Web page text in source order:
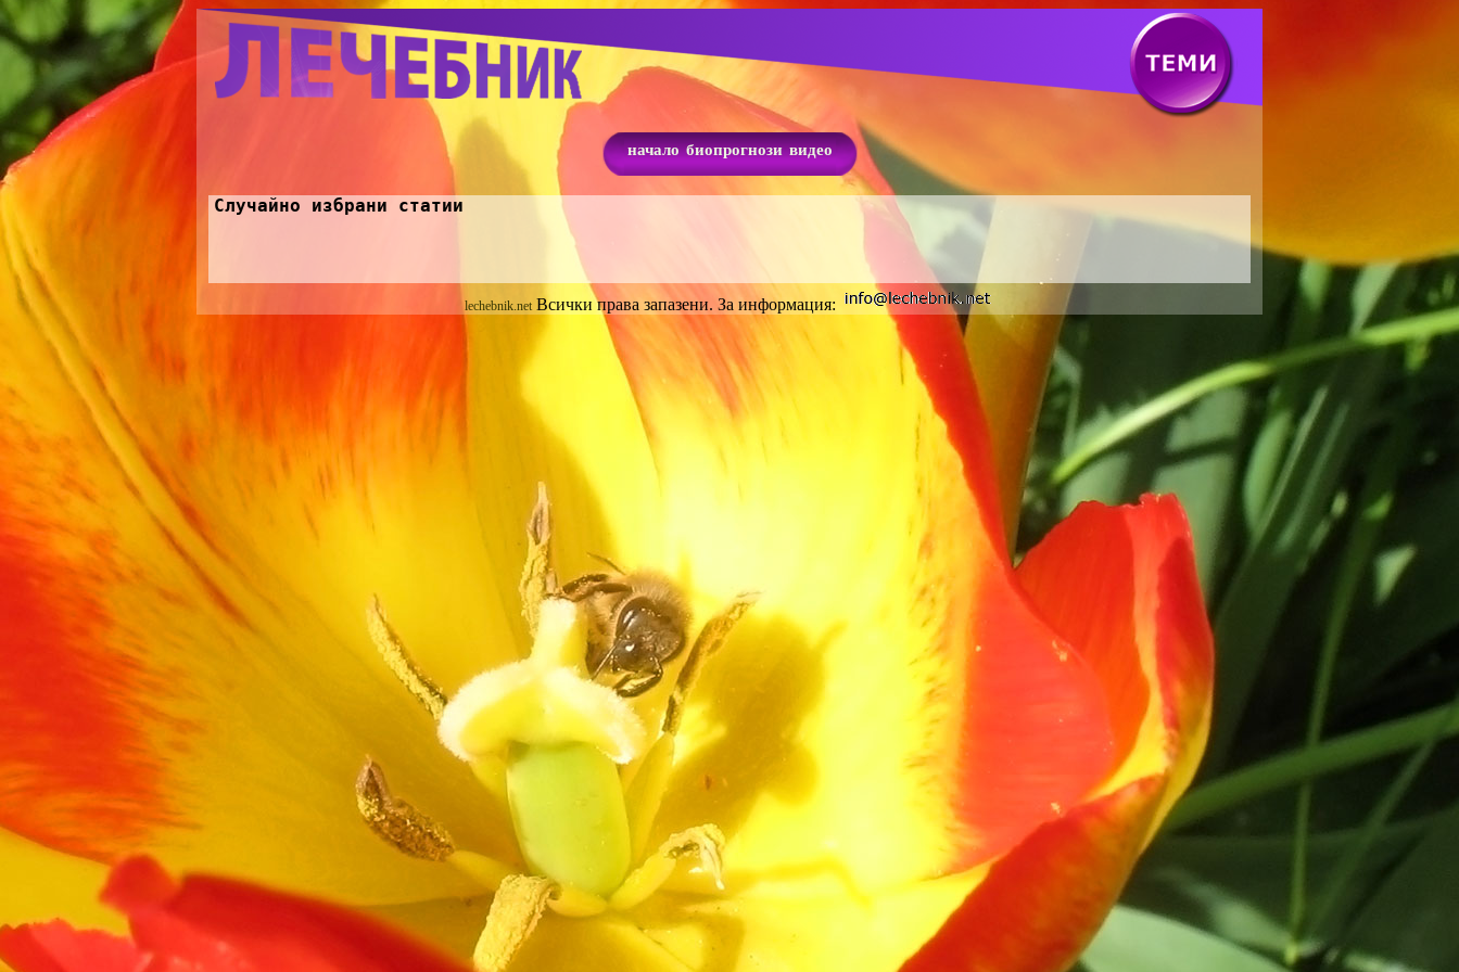
начало биопрогнози видео
Случайно избрани статии
lechebnik.net Всички права запазени. За информация: